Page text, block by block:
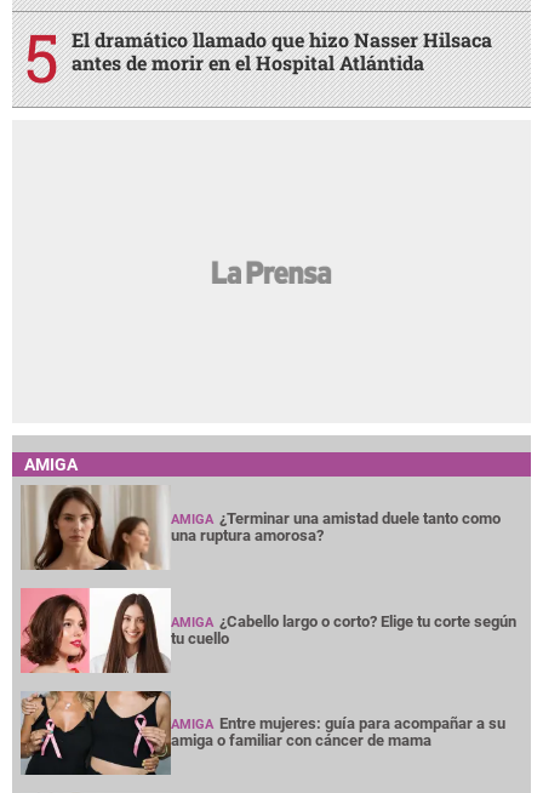
El dramático llamado que hizo Nasser Hilsaca
antes de morir en el Hospital Atlántida
AMIGA
AMIGA ¿Terminar una amistad duele tanto como
una ruptura amorosa?
AMIGA ¿Cabello largo o corto? Elige tu corte según
tu cuello
AMIGA Entre mujeres: guía para acompañar a su
amiga o familiar con cáncer de mama